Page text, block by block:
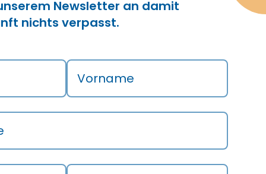
Newsletter an damit
nichts verpasst.
Vorname